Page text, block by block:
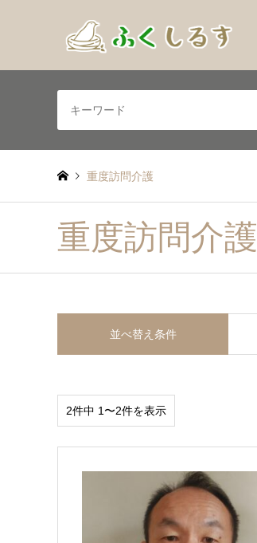
重度訪問介護
重度訪問介護
並べ替え条件
2件中 1〜2件を表示